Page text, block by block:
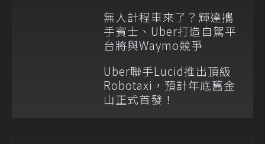
無人計程車來了？輝達攜
手賓士、Uber打造自駕平
台將與Waymo競爭
Uber聯手Lucid推出頂級
Robotaxi，預計年底舊金
山正式首發！